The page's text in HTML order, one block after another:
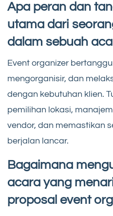
Apa peran dan
utama dari
dalam sebuah
Event organizer
mengorganisir, dan
dengan kebutuhan klien.
pemilihan lokasi,
vendor, dan memastikan
berjalan lancar.
Bagaimana
acara yang
proposal event